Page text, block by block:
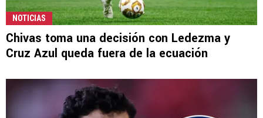
NOTICIAS
Chivas toma una decisión con Ledezma y
Cruz Azul queda fuera de la ecuación